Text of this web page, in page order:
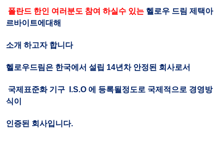
폴란드 한인 여러분도 참여 하실수 있는 헬로우 드림 제택아
르바이트에대해
소개 하고자 합니다
헬로우드림은 한국에서 설립 14년차 안정된 회사로서
국제표준화 기구 I.S.O 에 등록될정도로 국제적으로 경영방
식이
인증된 회사입니다.